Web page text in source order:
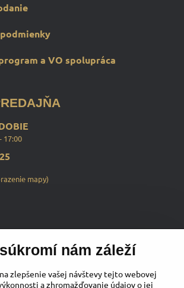
a VO spolupráca
17:00
mapy)
555
nám záleží
zlepšenie vašej návštevy tejto webovej
a zhromažďovanie údajov o jej